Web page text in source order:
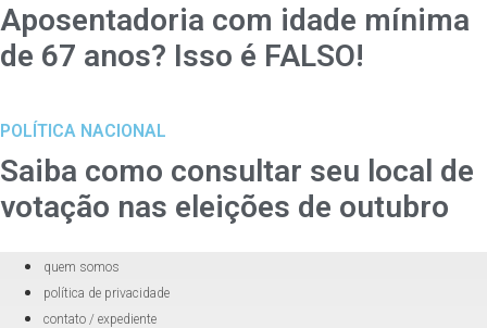
Aposentadoria com idade mínima
de 67 anos? Isso é FALSO!
POLÍTICA NACIONAL
Saiba como consultar seu local de
votação nas eleições de outubro
quem somos
política de privacidade
contato / expediente